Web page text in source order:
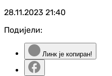
28.11.2023 21:40
Подијели:
Линк је копиран!